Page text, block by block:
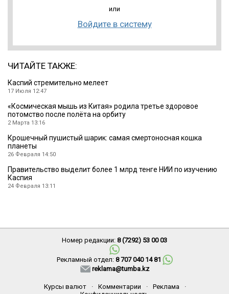
или
Войдите в систему
ЧИТАЙТЕ ТАКЖЕ:
Каспий стремительно мелеет
17 Июля 12:47
«Космическая мышь из Китая» родила третье здоровое
потомство после полёта на орбиту
2 Марта 13:16
Крошечный пушистый шарик: самая смертоносная кошка
планеты
26 Февраля 14:50
Правительство выделит более 1 млрд тенге НИИ по изучению
Каспия
24 Февраля 13:11
Номер редакции: 8 (7292) 53 00 03
Рекламный отдел: 8 707 040 14 81
reklama@tumba.kz
Курсы валют · Комментарии · Реклама
·